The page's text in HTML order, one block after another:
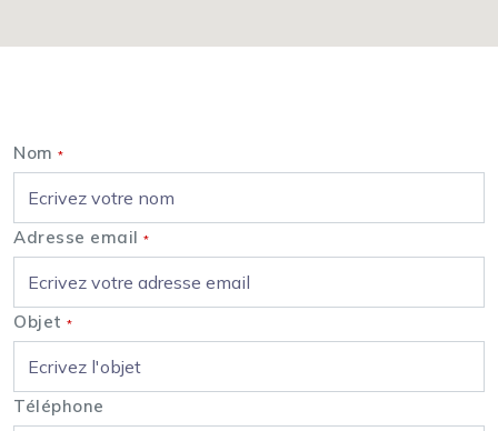
Nom *
Adresse email *
Objet *
Téléphone